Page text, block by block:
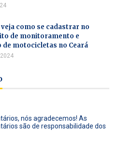
como se cadastrar no
de monitoramento e
motocicletas no Ceará
nós agradecemos! As
são de responsabilidade dos